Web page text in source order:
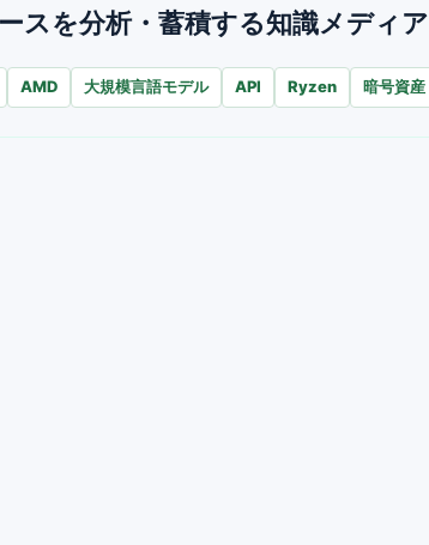
を分析・蓄積する知識メディア
AMD 大規模言語モデル API Ryzen 暗号資産